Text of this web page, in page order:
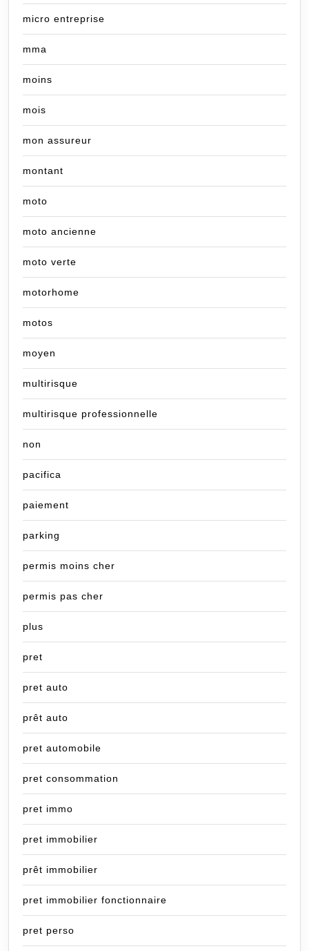
micro entreprise
mma
moins
mois
mon assureur
montant
moto
moto ancienne
moto verte
motorhome
motos
moyen
multirisque
multirisque professionnelle
non
pacifica
paiement
parking
permis moins cher
permis pas cher
plus
pret
pret auto
prêt auto
pret automobile
pret consommation
pret immo
pret immobilier
prêt immobilier
pret immobilier fonctionnaire
pret perso